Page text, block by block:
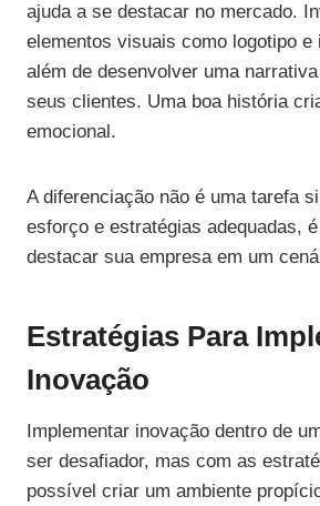
ajuda a se destacar no mercado.
elementos visuais como logotipo e
além de desenvolver uma
seus clientes. Uma boa história
emocional.
A diferenciação não é uma tarefa
esforço e estratégias adequadas,
destacar sua empresa em um
Estratégias Para
Inovação
Implementar inovação dentro de
ser desafiador, mas com as
possível criar um ambiente